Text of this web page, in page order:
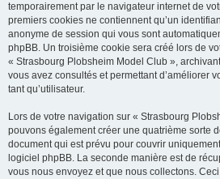
temporairement par le navigateur internet de
premiers cookies ne contiennent qu’un
anonyme de session qui vous sont
phpBB. Un troisième cookie sera créé lors de
« Strasbourg Plobsheim Model Club »,
vous avez consultés et permettant d’améliorer
tant qu’utilisateur.
Lors de votre navigation sur « Strasbourg
pouvons également créer une quatrième sorte
document qui est prévu pour couvrir
logiciel phpBB. La seconde manière est de
vous nous envoyez et que nous collectons.